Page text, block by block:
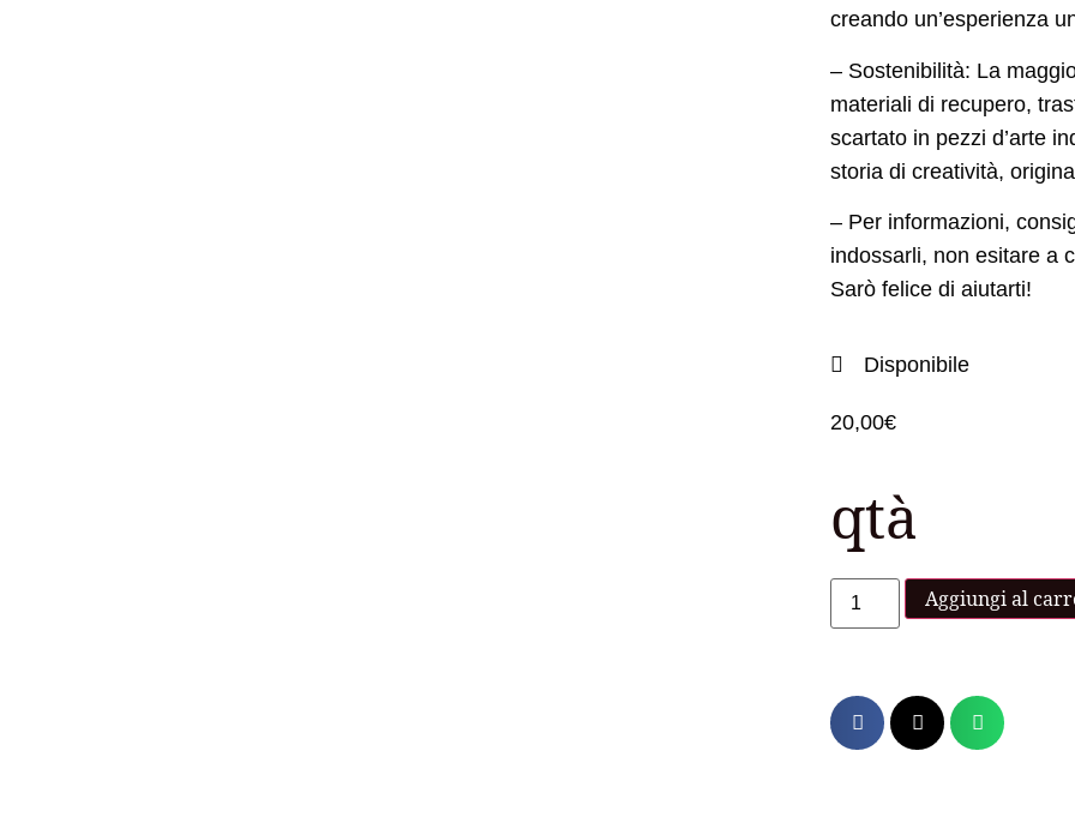
creando un’esperienza
– Sostenibilità: La
materiali di recupero,
scartato in pezzi d’arte
storia di creatività,
– Per informazioni,
indossarli, non esitare a
Sarò felice di aiutarti!
Disponibile
20,00€
qtà
Aggiungi al